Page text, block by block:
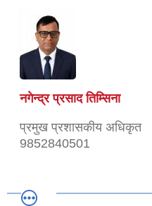
नगेन्द्र प्रसाद तिम्सिना
प्रमुख प्रशासकीय अधिकृत
9852840501